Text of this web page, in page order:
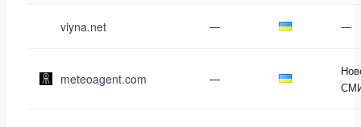
viyna.net — —
meteoagent.com —